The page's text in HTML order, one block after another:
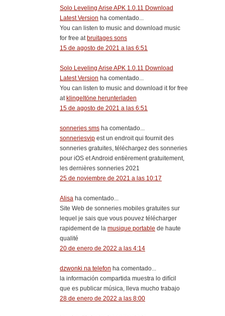
Solo Leveling Arise APK 1.0.11 Download
Latest Version ha comentado...
You can listen to music and download music
for free at bruitages sons
15 de agosto de 2021 a las 6:51
Solo Leveling Arise APK 1.0.11 Download
Latest Version ha comentado...
You can listen to music and download it for free
at klingeltöne herunterladen
15 de agosto de 2021 a las 6:51
sonneries sms ha comentado...
sonneriesvip est un endroit qui fournit des
sonneries gratuites, téléchargez des sonneries
pour iOS et Android entièrement gratuitement,
les dernières sonneries 2021
25 de noviembre de 2021 a las 10:17
Alisa ha comentado...
Site Web de sonneries mobiles gratuites sur
lequel je sais que vous pouvez télécharger
rapidement de la musique portable de haute
qualité
20 de enero de 2022 a las 4:14
dzwonki na telefon ha comentado...
la información compartida muestra lo difícil
que es publicar música, lleva mucho trabajo
28 de enero de 2022 a las 8:00